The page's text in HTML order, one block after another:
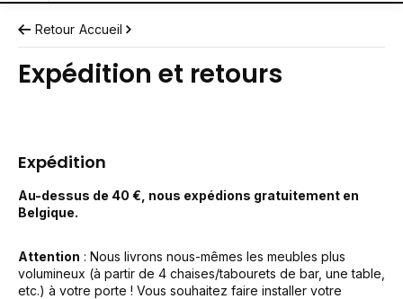
Retour Accueil
Expédition et retours
Expédition
Au-dessus de 40 €, nous expédions gratuitement en
Belgique.
Attention : Nous livrons nous-mêmes les meubles plus
volumineux (à partir de 4 chaises/tabourets de bar, une table,
etc.) à votre porte ! Vous souhaitez faire installer votre